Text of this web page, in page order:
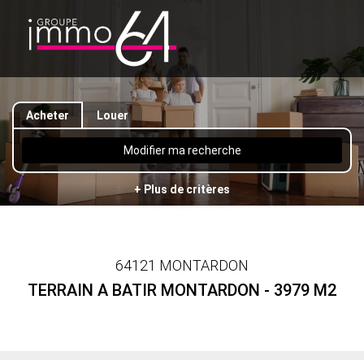
Acheter Louer
Modifier ma recherche
+ Plus de critères
64121 MONTARDON
TERRAIN A BATIR MONTARDON - 3979 M2